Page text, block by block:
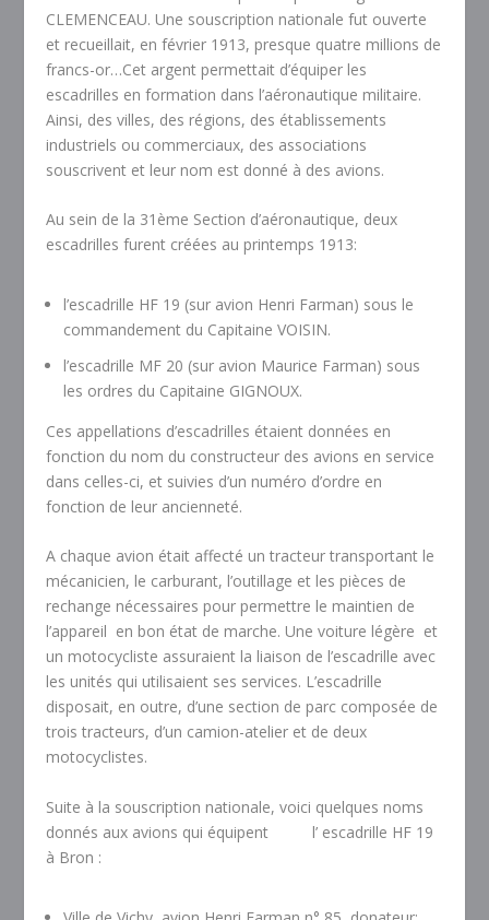
CLEMENCEAU. Une souscription nationale fut ouverte
et recueillait, en février 1913, presque quatre millions de
francs-or…Cet argent permettait d’équiper les
escadrilles en formation dans l’aéronautique militaire.
Ainsi, des villes, des régions, des établissements
industriels ou commerciaux, des associations
souscrivent et leur nom est donné à des avions.
Au sein de la 31ème Section d’aéronautique, deux
escadrilles furent créées au printemps 1913:
l’escadrille HF 19 (sur avion Henri Farman) sous le
commandement du Capitaine VOISIN.
l’escadrille MF 20 (sur avion Maurice Farman) sous
les ordres du Capitaine GIGNOUX.
Ces appellations d’escadrilles étaient données en
fonction du nom du constructeur des avions en service
dans celles-ci, et suivies d’un numéro d’ordre en
fonction de leur ancienneté.
A chaque avion était affecté un tracteur transportant le
mécanicien, le carburant, l’outillage et les pièces de
rechange nécessaires pour permettre le maintien de
l’appareil en bon état de marche. Une voiture légère et
un motocycliste assuraient la liaison de l’escadrille avec
les unités qui utilisaient ses services. L’escadrille
disposait, en outre, d’une section de parc composée de
trois tracteurs, d’un camion-atelier et de deux
motocyclistes.
Suite à la souscription nationale, voici quelques noms
donnés aux avions qui équipent l’ escadrille HF 19
à Bron :